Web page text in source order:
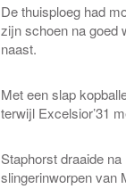
De thuisploeg had
zijn schoen na goed
naast.
Met een slap
terwijl Excelsior’31
Staphorst draaide
slingerinworpen van